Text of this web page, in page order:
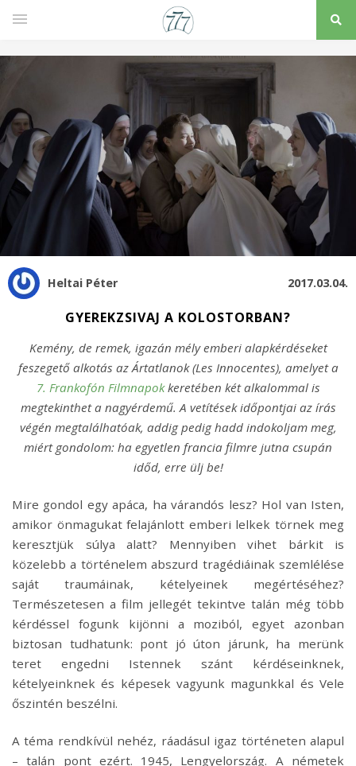
Heltai Péter 2017.03.04.
GYEREKZSIVAJ A KOLOSTORBAN?
Kemény, de remek, igazán mély emberi alapkérdéseket
feszegető alkotás az Ártatlanok (Les Innocentes), amelyet a
7. Frankofón Filmnapokkeretében két alkalommal is
megtekinthet a nagyérdemű. A vetítések időpontjai az írás
végén megtalálhatóak, addig pedig hadd indokoljam meg,
miért gondolom: ha egyetlen francia filmre jutna csupán
időd, erre ülj be!
Mire gondol egy apáca, ha várandós lesz? Hol van Isten,
amikor önmagukat felajánlott emberi lelkek törnek meg
keresztjük súlya alatt? Mennyiben vihet bárkit is
közelebb a történelem abszurd tragédiáinak szemlélése
saját traumáinak, kételyeinek megértéséhez?
Természetesen a film jellegét tekintve talán még több
kérdéssel fogunk kijönni a moziból, egyet azonban
biztosan tudhatunk: pont jó úton járunk, ha merünk
teret engedni Istennek szánt kérdéseinknek,
kételyeinknek és képesek vagyunk magunkkal és Vele
őszintén beszélni.
A téma rendkívül nehéz, ráadásul igaz történeten alapul
– talán pont ezért. 1945, Lengyelország. A németek